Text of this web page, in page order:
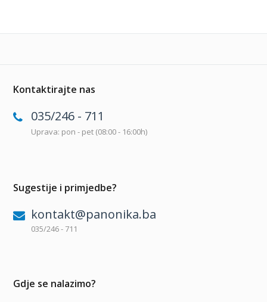
Kontaktirajte nas
035/246 - 711
Uprava: pon - pet (08:00 - 16:00h)
Sugestije i primjedbe?
kontakt@panonika.ba
035/246 - 711
Gdje se nalazimo?